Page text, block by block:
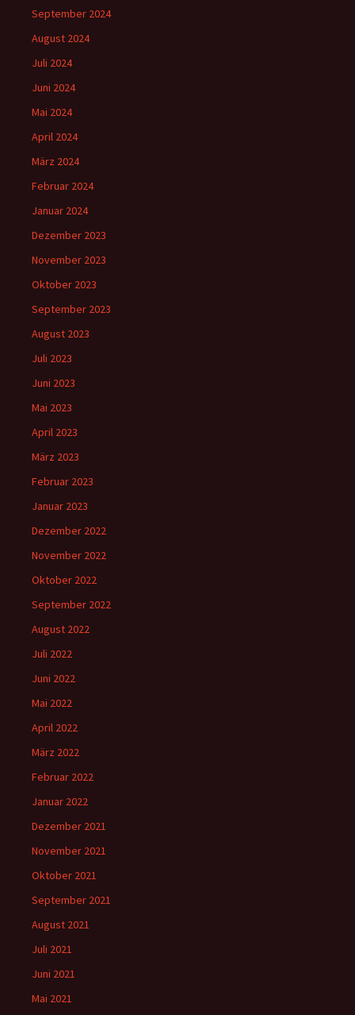
September 2024
August 2024
Juli 2024
Juni 2024
Mai 2024
April 2024
März 2024
Februar 2024
Januar 2024
Dezember 2023
November 2023
Oktober 2023
September 2023
August 2023
Juli 2023
Juni 2023
Mai 2023
April 2023
März 2023
Februar 2023
Januar 2023
Dezember 2022
November 2022
Oktober 2022
September 2022
August 2022
Juli 2022
Juni 2022
Mai 2022
April 2022
März 2022
Februar 2022
Januar 2022
Dezember 2021
November 2021
Oktober 2021
September 2021
August 2021
Juli 2021
Juni 2021
Mai 2021